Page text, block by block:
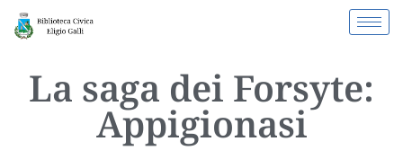
La saga dei Forsyte:
Appigionasi